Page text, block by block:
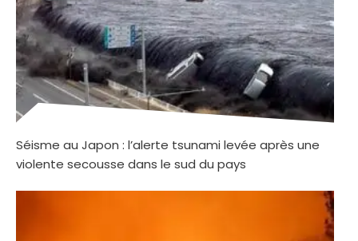
Séisme au Japon : l’alerte tsunami levée après une
violente secousse dans le sud du pays